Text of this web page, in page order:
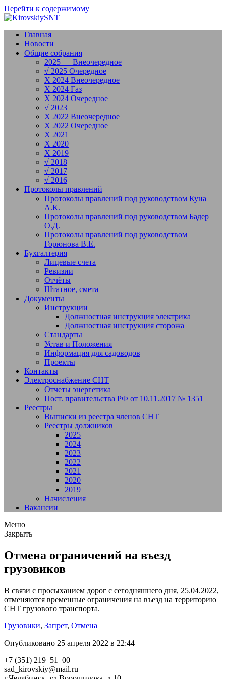
Перейти к содержимому
Главная
Новости
Общие собрания
2025 — Внеочередное
√ 2025 Очередное
X 2024 Внеочередное
X 2024 Газ
X 2024 Очередное
√ 2023
X 2022 Внеочередное
X 2022 Очередное
X 2021
X 2020
X 2019
√ 2018
√ 2017
√ 2016
Протоколы правлений
Протоколы правлений под руководством Куна
А.К.
Протоколы правлений под руководством Бадер
О.Д.
Протоколы правлений под руководством
Горюнова В.Е.
Бухгалтерия
Лицевые счета
Ревизии
Отчёты
Штатное, смета
Документы
Инструкции
Должностная инструкция электрика
Должностная инструкция сторожа
Стандарты
Устав и Положения
Информация для садоводов
Проекты
Контакты
Электроснабжение СНТ
Отчеты энергетика
Пост. правительства РФ от 10.11.2017 № 1351
Реестры
Выписки из реестра членов СНТ
Реестры должников
2025
2024
2023
2022
2021
2020
2019
Начисления
Вакансии
Меню
Закрыть
Отмена ограничений на въезд
грузовиков
В связи с просыханием дорог с сегодняшнего дня, 25.04.2022,
отменяются временные ограничения на въезд на территорию
СНТ грузового транспорта.
Грузовики, Запрет, Отмена
Опубликовано 25 апреля 2022 в 22:44
+7 (351) 219–51–00
sad_kirovskiy@mail.ru